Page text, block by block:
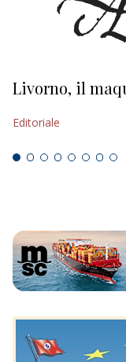
Livorno, il
Editoriale